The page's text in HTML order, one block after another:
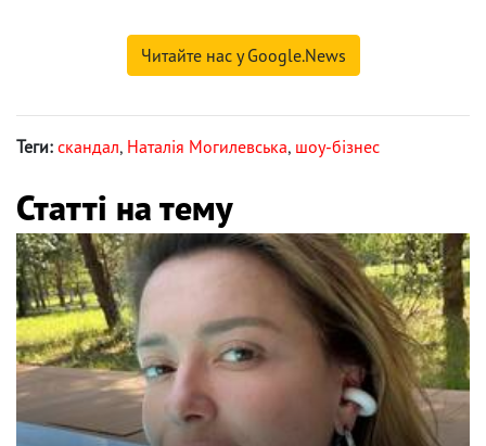
Читайте нас у Google.News
Теги: скандал, Наталія Могилевська, шоу-бізнес
Статті на тему